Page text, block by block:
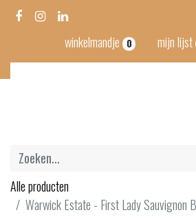
winkelmandje 0 mijn lijst
Alle producten
Warwick Estate - First Lady Sauvignon